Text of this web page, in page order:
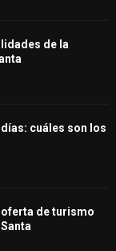
de la
cuáles son los
de turismo